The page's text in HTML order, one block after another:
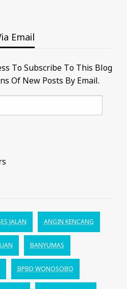
Email
To Subscribe To This Blog
Of New Posts By Email.
JALAN ANGIN KENCANG
BANYUMAS
BPBD WONOSOBO